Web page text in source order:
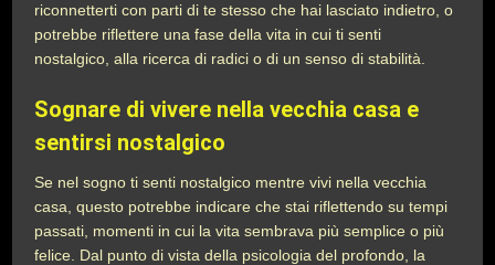
riconnetterti con parti di te stesso che hai lasciato indietro, o
potrebbe riflettere una fase della vita in cui ti senti
nostalgico, alla ricerca di radici o di un senso di stabilità.
Sognare di vivere nella vecchia casa e
sentirsi nostalgico
Se nel sogno ti senti nostalgico mentre vivi nella vecchia
casa, questo potrebbe indicare che stai riflettendo su tempi
passati, momenti in cui la vita sembrava più semplice o più
felice. Dal punto di vista della psicologia del profondo, la